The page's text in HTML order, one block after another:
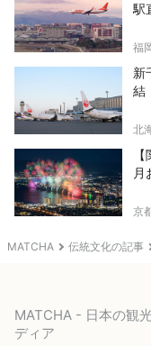
MATCHA 伝統文化の記事
駅
福
新
結
北
月
京
MATCHA - 日本の観
ディア